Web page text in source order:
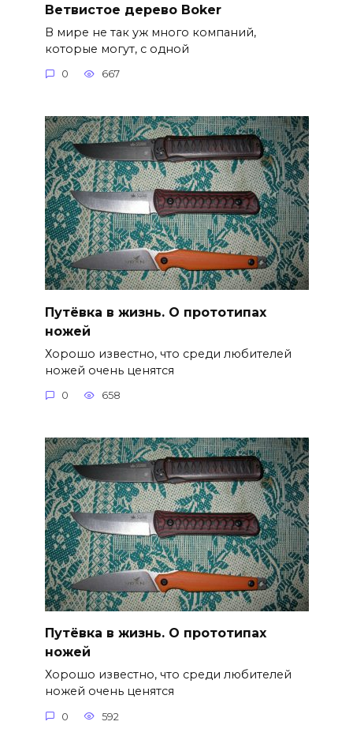
Ветвистое дерево Boker
В мире не так уж много компаний,
которые могут, с одной
0 667
Путёвка в жизнь. О прототипах
ножей
Хорошо известно, что среди любителей
ножей очень ценятся
0 658
Путёвка в жизнь. О прототипах
ножей
Хорошо известно, что среди любителей
ножей очень ценятся
0 592